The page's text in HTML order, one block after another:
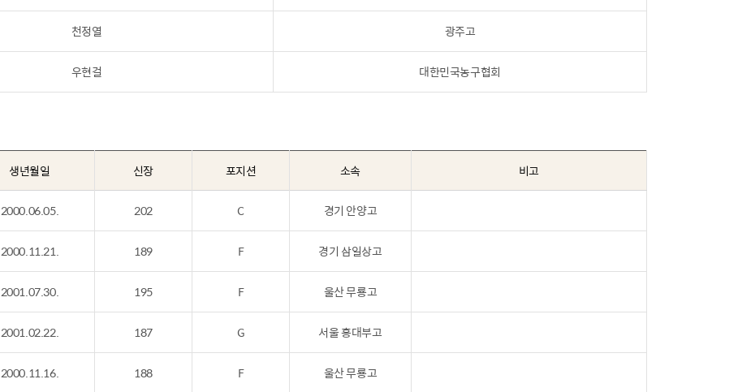
천정열 광주고
우현걸 대한민국농구협회
생년월일 신장 포지션 소속 비고
2000.06.05. 202 C 경기 안양고
2000.11.21. 189 F 경기 삼일상고
2001.07.30. 195 F 울산 무룡고
2001.02.22. 187 G 서울 홍대부고
2000.11.16. 188 F 울산 무룡고